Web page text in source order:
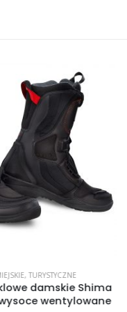
TURYSTYCZNE
unisex Ozone
FORCE